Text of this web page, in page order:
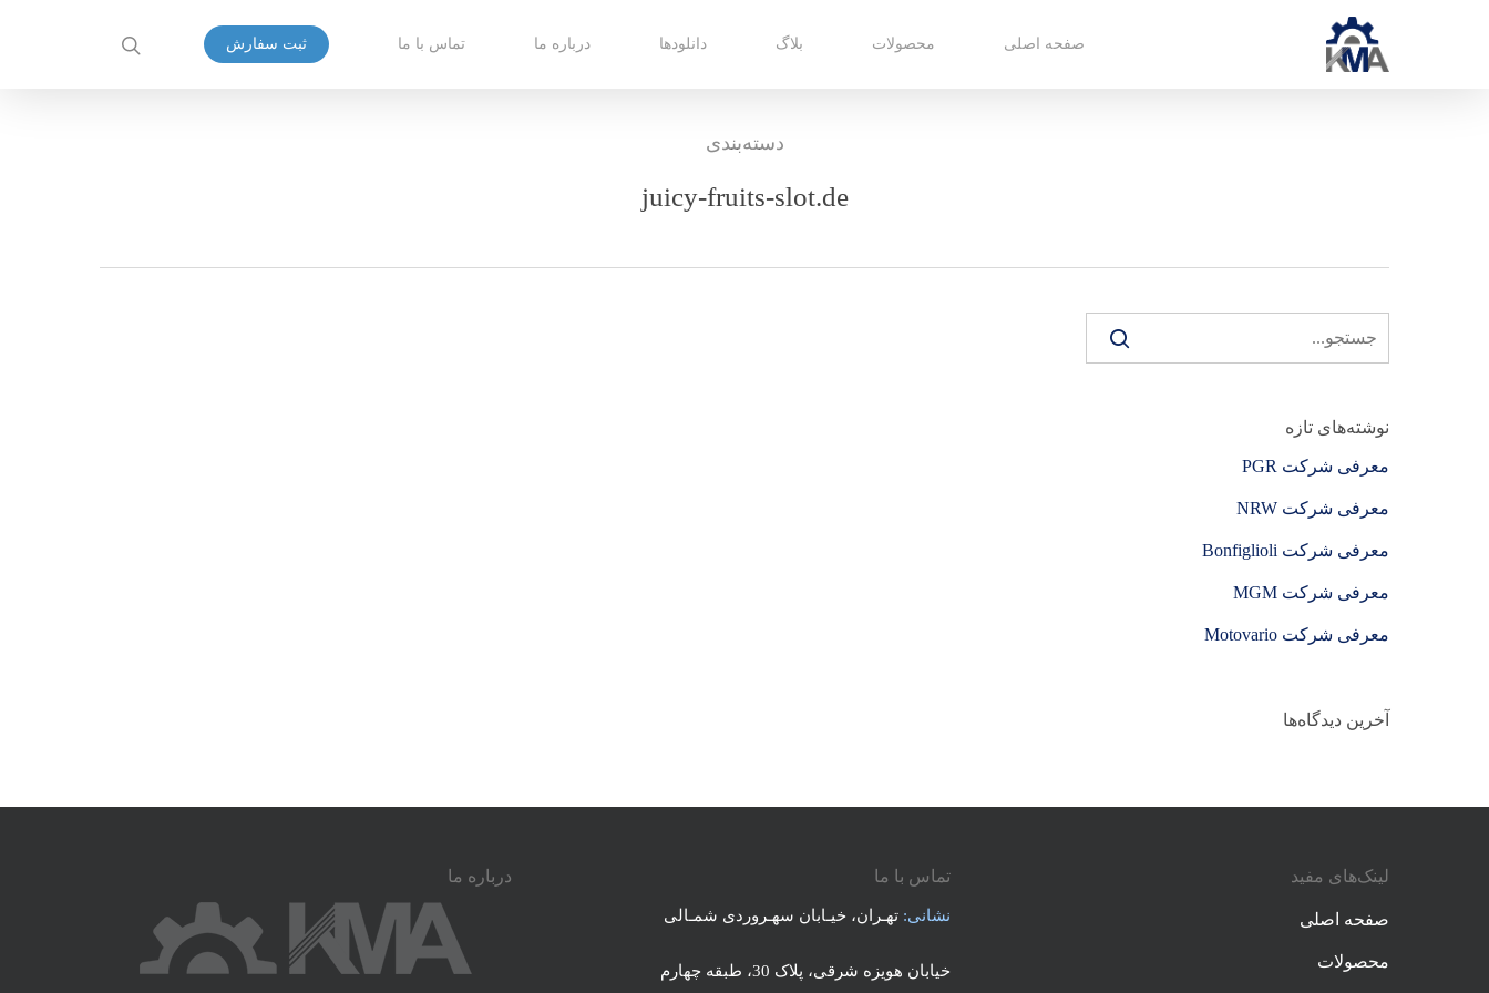
صفحه اصلی محصولات بلاگ دانلودها درباره ما تماس با ما ثبت سفارش
دسته‌بندی
juicy-fruits-slot.de
نوشته‌های تازه
معرفی شرکت PGR
معرفی شرکت NRW
معرفی شرکت Bonfiglioli
معرفی شرکت MGM
معرفی شرکت Motovario
آخرین دیدگاه‌ها
درباره ما تماس با ما
نشانی: تهـران، خیـابان سهـروردی شمـالی
خیابان هویزه شرقی، پلاک 30، طبقه چهارم
لینک‌های مفید
صفحه اصلی
محصولات